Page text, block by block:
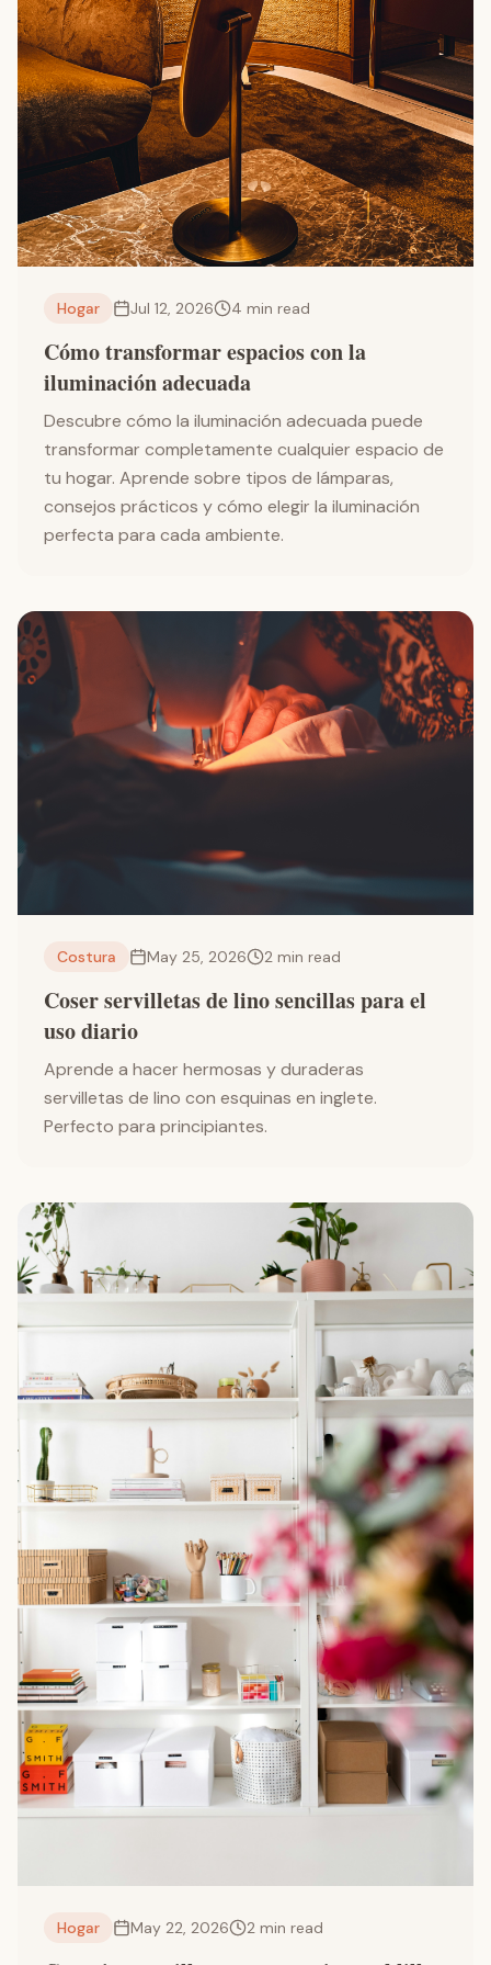
Hogar Jul 12, 2026 4 min read
Cómo transformar espacios con la
iluminación adecuada
Descubre cómo la iluminación adecuada puede
transformar completamente cualquier espacio de
tu hogar. Aprende sobre tipos de lámparas,
consejos prácticos y cómo elegir la iluminación
perfecta para cada ambiente.
Costura May 25, 2026 2 min read
Coser servilletas de lino sencillas para el
uso diario
Aprende a hacer hermosas y duraderas
servilletas de lino con esquinas en inglete.
Perfecto para principiantes.
Hogar May 22, 2026 2 min read